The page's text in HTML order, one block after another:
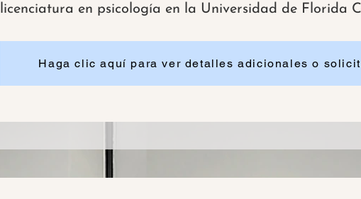
licenciatura en psicología en la Universidad de Florida
Haga clic aquí para ver detalles adicionales o